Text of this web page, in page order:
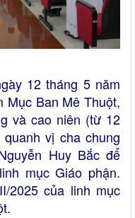
12 tháng 5 năm
Mục Ban Mê Thuột,
và cao niên (từ 12
vị cha chung
Huy Bắc để
mục Giáo phận.
2025 của linh mục